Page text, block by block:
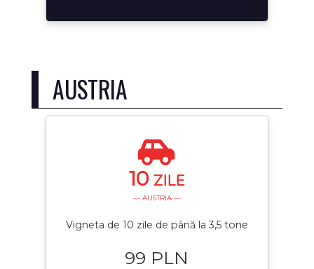
AUSTRIA
10 ZILE
— AUSTRIA —
Vigneta de 10 zile de până la 3,5 tone
99 PLN